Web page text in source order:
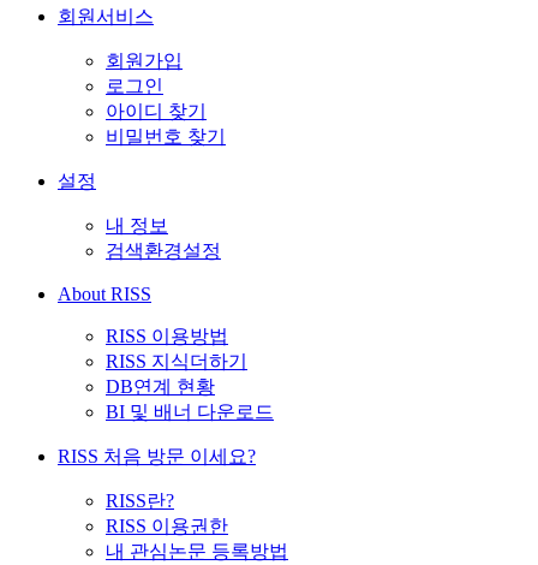
회원서비스
회원가입
로그인
아이디 찾기
비밀번호 찾기
설정
내 정보
검색환경설정
About RISS
RISS 이용방법
RISS 지식더하기
DB연계 현황
BI 및 배너 다운로드
RISS 처음 방문 이세요?
RISS란?
RISS 이용권한
내 관심논문 등록방법